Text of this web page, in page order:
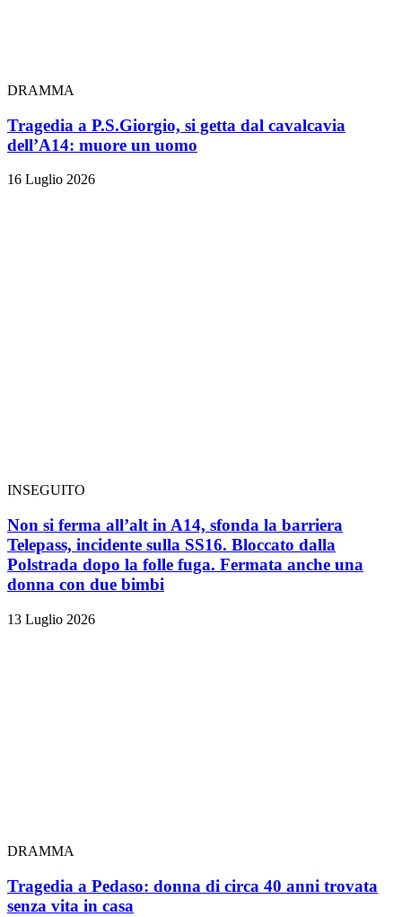
DRAMMA
Tragedia a P.S.Giorgio, si getta dal cavalcavia
dell’A14: muore un uomo
16 Luglio 2026
INSEGUITO
Non si ferma all’alt in A14, sfonda la barriera
Telepass, incidente sulla SS16. Bloccato dalla
Polstrada dopo la folle fuga. Fermata anche una
donna con due bimbi
13 Luglio 2026
DRAMMA
Tragedia a Pedaso: donna di circa 40 anni trovata
senza vita in casa